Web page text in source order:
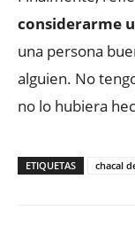
considerarme
una persona
alguien. No
no lo hubiera
ETIQUETAS chacal